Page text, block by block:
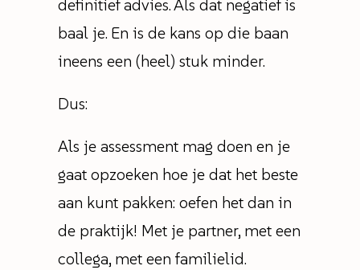
definitief advies. Als dat negatief is
baal je. En is de kans op die baan
ineens een (heel) stuk minder.
Dus:
Als je assessment mag doen en je
gaat opzoeken hoe je dat het beste
aan kunt pakken: oefen het dan in
de praktijk! Met je partner, met een
collega, met een familielid.